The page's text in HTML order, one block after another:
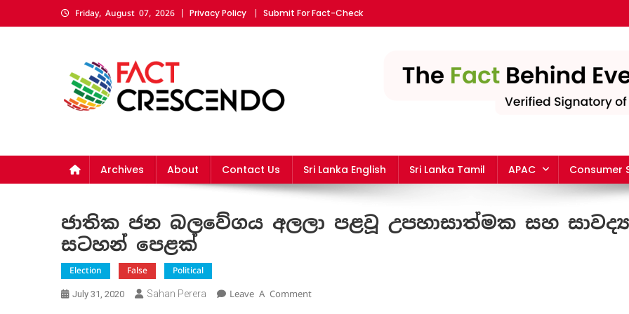
to
Friday, August 07, 2026 Privacy Policy Submit For Fact-Check
Archives About Contact Us Sri Lanka English Sri Lanka Tamil APAC Consumer
ජාතික ජන බලවේගය අලලා පළවූ උපහාසාත්මක සහ සාවද්‍ය
සටහන් පෙළක්
Election False Political
July 31, 2020 Sahan Perera Leave A CommentOn